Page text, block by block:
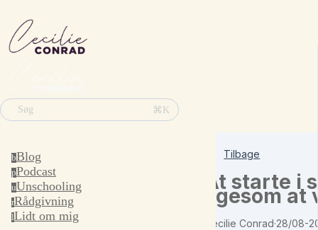
Søg ⌘K
bBlog
pPodcast
uUnschooling
rRådgivning
lLidt om mig
Tilbage
At starte i
ligesom
Cecilie Conrad·28/08-